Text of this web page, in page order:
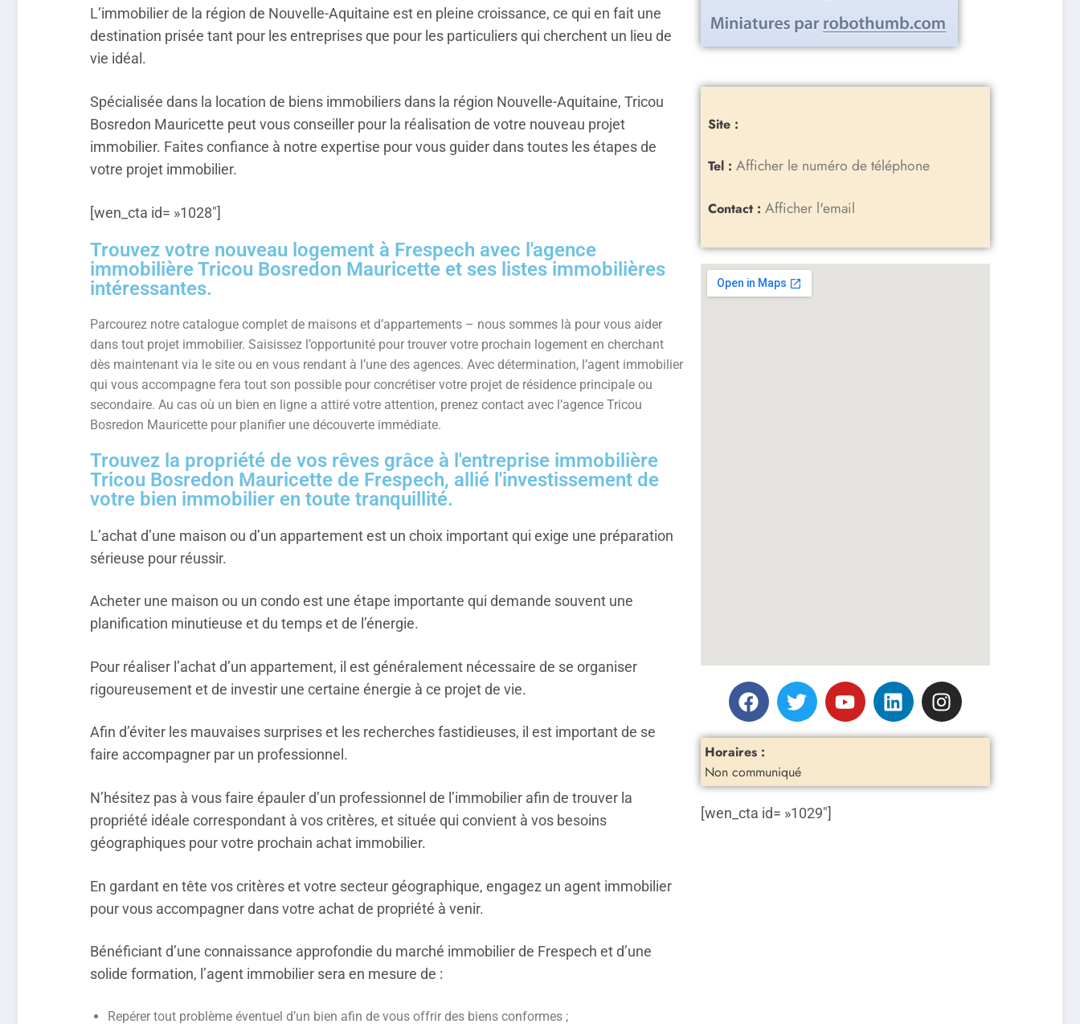
L’immobilier de la région de Nouvelle-Aquitaine est en pleine croissance, ce qui en fait une
destination prisée tant pour les entreprises que pour les particuliers qui cherchent un lieu de
vie idéal.
Spécialisée dans la location de biens immobiliers dans la région Nouvelle-Aquitaine, Tricou
Bosredon Mauricette peut vous conseiller pour la réalisation de votre nouveau projet
immobilier. Faites confiance à notre expertise pour vous guider dans toutes les étapes de
votre projet immobilier.
[wen_cta id= »1028″]
Trouvez votre nouveau logement à Frespech avec l'agence
immobilière Tricou Bosredon Mauricette et ses listes immobilières
intéressantes.
Parcourez notre catalogue complet de maisons et d’appartements – nous sommes là pour vous aider
dans tout projet immobilier. Saisissez l’opportunité pour trouver votre prochain logement en cherchant
dès maintenant via le site ou en vous rendant à l’une des agences. Avec détermination, l’agent immobilier
qui vous accompagne fera tout son possible pour concrétiser votre projet de résidence principale ou
secondaire. Au cas où un bien en ligne a attiré votre attention, prenez contact avec l’agence Tricou
Bosredon Mauricette pour planifier une découverte immédiate.
Trouvez la propriété de vos rêves grâce à l'entreprise immobilière
Tricou Bosredon Mauricette de Frespech, allié l'investissement de
votre bien immobilier en toute tranquillité.
L’achat d’une maison ou d’un appartement est un choix important qui exige une préparation
sérieuse pour réussir.
Acheter une maison ou un condo est une étape importante qui demande souvent une
planification minutieuse et du temps et de l’énergie.
Pour réaliser l’achat d’un appartement, il est généralement nécessaire de se organiser
rigoureusement et de investir une certaine énergie à ce projet de vie.
Afin d’éviter les mauvaises surprises et les recherches fastidieuses, il est important de se
faire accompagner par un professionnel.
N’hésitez pas à vous faire épauler d’un professionnel de l’immobilier afin de trouver la
propriété idéale correspondant à vos critères, et située qui convient à vos besoins
géographiques pour votre prochain achat immobilier.
En gardant en tête vos critères et votre secteur géographique, engagez un agent immobilier
pour vous accompagner dans votre achat de propriété à venir.
Bénéficiant d’une connaissance approfondie du marché immobilier de Frespech et d’une
solide formation, l’agent immobilier sera en mesure de :
Repérer tout problème éventuel d’un bien afin de vous offrir des biens conformes ;
Site :
Tel : Afficher le numéro de téléphone
Contact : Afficher l'email
Horaires :
Non communiqué
[wen_cta id= »1029″]